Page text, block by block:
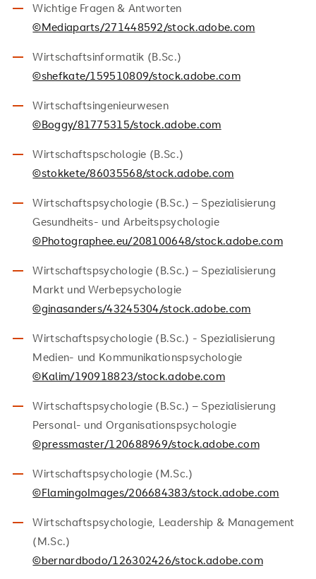
Wichtige Fragen & Antworten
©Mediaparts/271448592/stock.adobe.com
Wirtschaftsinformatik (B.Sc.)
©shefkate/159510809/stock.adobe.com
Wirtschaftsingenieurwesen
©Boggy/81775315/stock.adobe.com
Wirtschaftspschologie (B.Sc.)
©stokkete/86035568/stock.adobe.com
Wirtschaftspsychologie (B.Sc.) – Spezialisierung
Gesundheits- und Arbeitspsychologie
©Photographee.eu/208100648/stock.adobe.com
Wirtschaftspsychologie (B.Sc.) – Spezialisierung
Markt und Werbepsychologie
©ginasanders/43245304/stock.adobe.com
Wirtschaftspsychologie (B.Sc.) - Spezialisierung
Medien- und Kommunikationspsychologie
©Kalim/190918823/stock.adobe.com
Wirtschaftspsychologie (B.Sc.) – Spezialisierung
Personal- und Organisationspsychologie
©pressmaster/120688969/stock.adobe.com
Wirtschaftspsychologie (M.Sc.)
©FlamingoImages/206684383/stock.adobe.com
Wirtschaftspsychologie, Leadership & Management
(M.Sc.)
©bernardbodo/126302426/stock.adobe.com